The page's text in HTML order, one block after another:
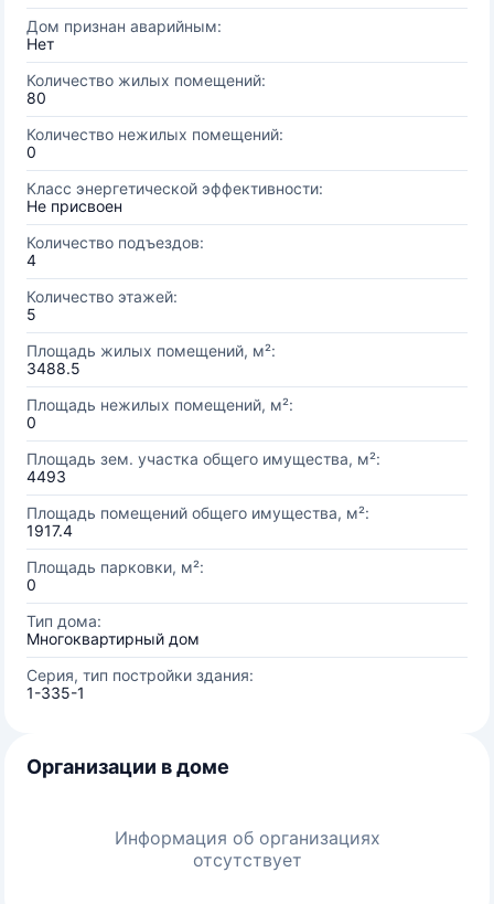
Дом признан аварийным:
Нет
Количество жилых помещений:
80
Количество нежилых помещений:
0
Класс энергетической эффективности:
Не присвоен
Количество подъездов:
4
Количество этажей:
5
Площадь жилых помещений, м²:
3488.5
Площадь нежилых помещений, м²:
0
Площадь зем. участка общего имущества, м²:
4493
Площадь помещений общего имущества, м²:
1917.4
Площадь парковки, м²:
0
Тип дома:
Многоквартирный дом
Серия, тип постройки здания:
1-335-1
Организации в доме
Информация об организациях
отсутствует